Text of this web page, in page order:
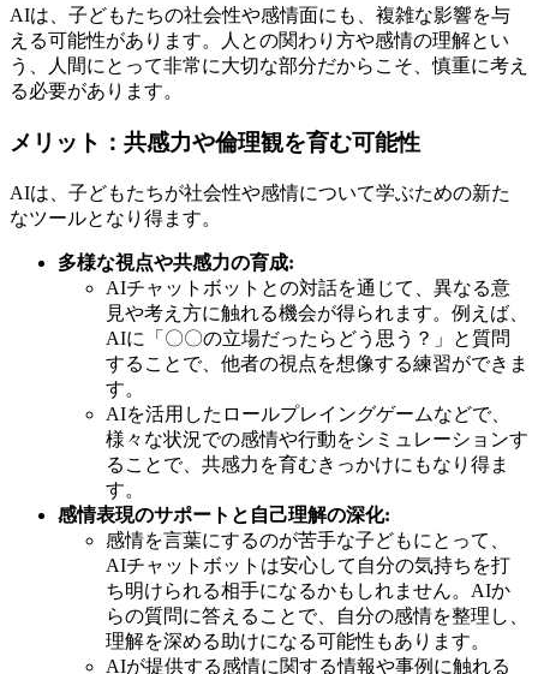
AIは、子どもたちの社会性や感情面にも、複雑な影響を与
える可能性があります。人との関わり方や感情の理解とい
う、人間にとって非常に大切な部分だからこそ、慎重に考え
る必要があります。
メリット：共感力や倫理観を育む可能性
AIは、子どもたちが社会性や感情について学ぶための新た
なツールとなり得ます。
多様な視点や共感力の育成:
AIチャットボットとの対話を通じて、異なる意
見や考え方に触れる機会が得られます。例えば、
AIに「〇〇の立場だったらどう思う？」と質問
することで、他者の視点を想像する練習ができま
す。
AIを活用したロールプレイングゲームなどで、
様々な状況での感情や行動をシミュレーションす
ることで、共感力を育むきっかけにもなり得ま
す。
感情表現のサポートと自己理解の深化:
感情を言葉にするのが苦手な子どもにとって、
AIチャットボットは安心して自分の気持ちを打
ち明けられる相手になるかもしれません。AIか
らの質問に答えることで、自分の感情を整理し、
理解を深める助けになる可能性もあります。
AIが提供する感情に関する情報や事例に触れる